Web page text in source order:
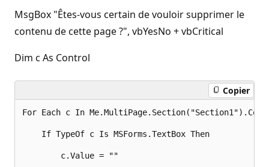
MsgBox "Êtes-vous certain de vouloir supprimer le
contenu de cette page ?", vbYesNo + vbCritical
Dim c As Control
Copier
For Each c In
    If TypeOf c Is MSForms.TextBox Then
        c.Value = ""